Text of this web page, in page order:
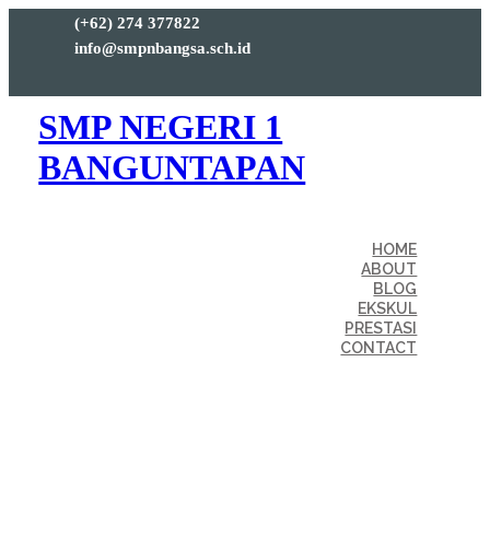
(+62) 274 377822
info@smpnbangsa.sch.id
SMP NEGERI 1
BANGUNTAPAN
HOME
ABOUT
BLOG
EKSKUL
PRESTASI
CONTACT